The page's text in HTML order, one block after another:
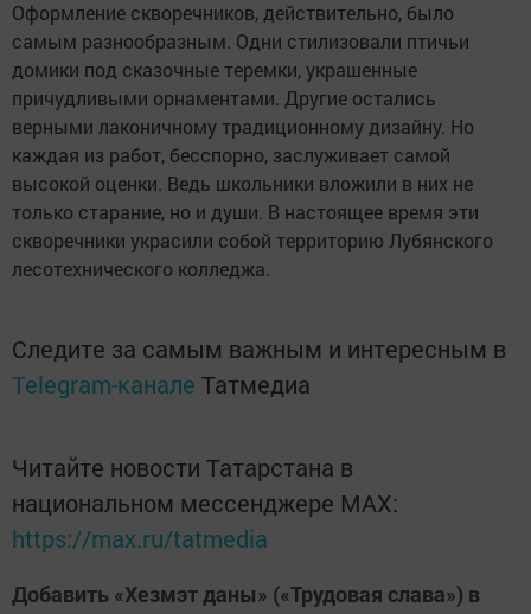
Оформление скворечников, действительно, было
самым разнообразным. Одни стилизовали птичьи
домики под сказочные теремки, украшенные
причудливыми орнаментами. Другие остались
верными лаконичному традиционному дизайну. Но
каждая из работ, бесспорно, заслуживает самой
высокой оценки. Ведь школьники вложили в них не
только старание, но и души. В настоящее время эти
скворечники украсили собой территорию Лубянского
лесотехнического колледжа.
Следите за самым важным и интересным в
Telegram-канале Татмедиа
Читайте новости Татарстана в
национальном мессенджере MАХ:
https://max.ru/tatmedia
Добавить «Хезмэт даны» («Трудовая слава») в